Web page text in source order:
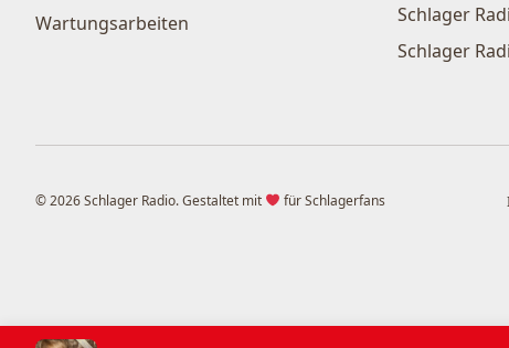
Wartungsarbeiten
Schlager
Schlager
© 2026 Schlager Radio. Gestaltet mit für Schlagerfans